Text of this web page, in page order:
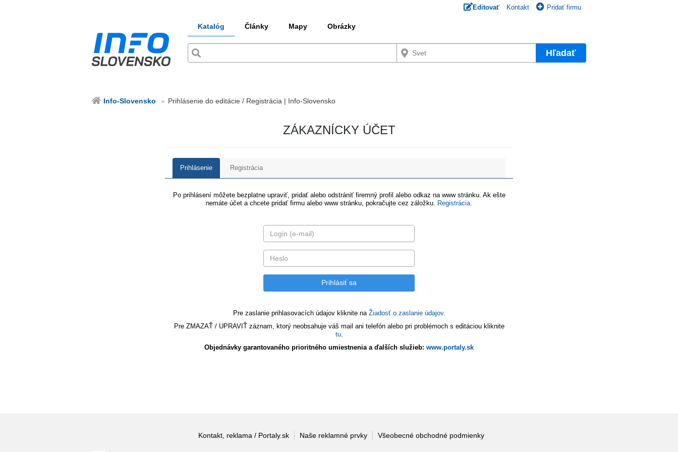
Editovať Kontakt Pridať firmu
Katalóg Články Mapy Obrázky
Hľadať
Info-Slovensko Prihlásenie do editácie / Registrácia | Info-Slovensko
ZÁKAZNÍCKY ÚČET
Prihlásenie Registrácia
Po prihlásení môžete bezplatne upraviť, pridať alebo odstrániť firemný profil alebo odkaz na www stránku. Ak ešte
nemáte účet a chcete pridať firmu alebo www stránku, pokračujte cez záložku.
Registrácia
Pre zaslanie prihlasovacích údajov kliknite na Žiadosť o zaslanie údajov.
Pre ZMAZAŤ / UPRAVIŤ záznam, ktorý neobsahuje váš mail ani telefón alebo pri problémoch s editáciou kliknite
tu.
Objednávky garantovaného prioritného umiestnenia a ďalších služieb: www.portaly.sk
Kontakt, reklama / Portaly.sk Naše reklamné prvky Všeobecné obchodné podmienky